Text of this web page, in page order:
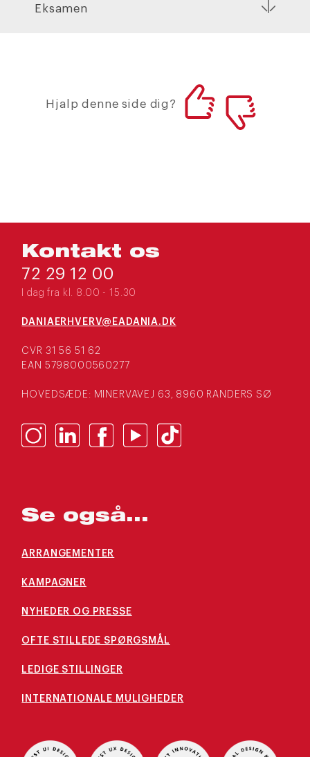
Eksamen
Hjalp denne side dig?
Kontakt os
72 29 12 00
I dag fra kl. 8.00 - 15.30
DANIAERHVERV@EADANIA.DK
CVR 31 56 51 62
EAN 5798000560277
HOVEDSÆDE: MINERVAVEJ 63, 8960 RANDERS SØ
Se også...
ARRANGEMENTER
KAMPAGNER
NYHEDER OG PRESSE
OFTE STILLEDE SPØRGSMÅL
LEDIGE STILLINGER
INTERNATIONALE MULIGHEDER